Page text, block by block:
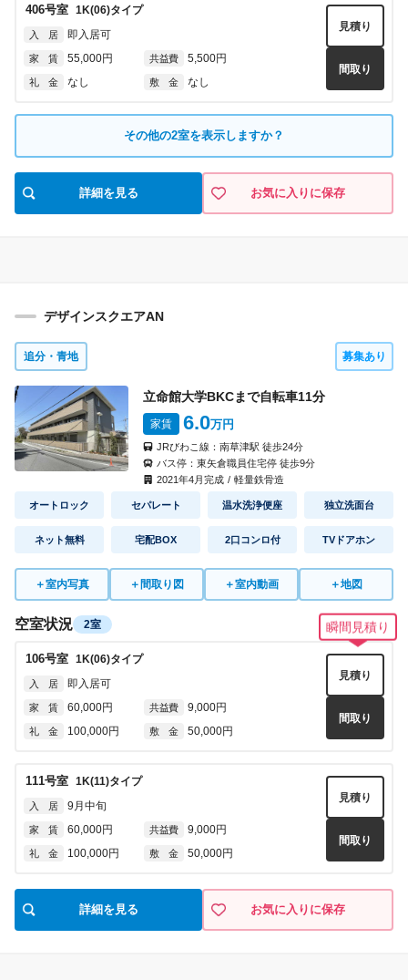
406号室 1K(06)タイプ
入 居 即入居可
家 賃 55,000円 共益費 5,500円
礼 金 なし 敷 金 なし
見積り
間取り
タイプ
入 居 即入居可
間取り
礼 金 なし
その他の2室を表示しますか？
詳細を見る お気に入りに保存
デザインスクエアAN
追分・青地 募集あり
立命館大学BKCまで自転車11分
家賃 6.0万円
JRびわこ線： 南草津駅 徒歩24分
バス停： 東矢倉職員住宅停徒歩9分
2021年4月完成 / 軽量鉄骨造
オートロック セパレート 温水洗浄便座 独立洗面台
ネット無料 宅配BOX 2口コンロ付 TVドアホン
＋室内写真 ＋ 間取り図 ＋室内動画 ＋地図
空室状況 2室 瞬間見積り
106号室 1K(06)タイプ
入 居 即入居可
家 賃 60,000円 共益費 9,000円
礼 金 100,000円 敷 金 50,000円
見積り
間取り
111号室 1K(11)タイプ
入 居 9月中旬
家 賃 60,000円 共益費 9,000円
礼 金 100,000円 敷 金 50,000円
見積り
間取り
詳細を見る お気に入りに保存